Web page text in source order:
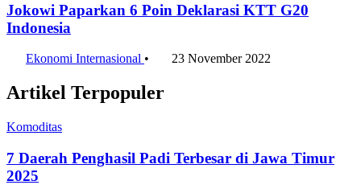
Jokowi Paparkan 6 Poin Deklarasi KTT G20
Indonesia
Ekonomi Internasional • 23 November 2022
Artikel Terpopuler
Komoditas
7 Daerah Penghasil Padi Terbesar di Jawa Timur
2025